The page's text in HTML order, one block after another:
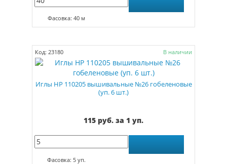
Фасовка: 40 м
Код: 23180 В наличии
Иглы HP 110205 вышивальные №26 гобеленовые
(уп. 6 шт.)
115 руб. за 1 уп.
Фасовка: 5 уп.